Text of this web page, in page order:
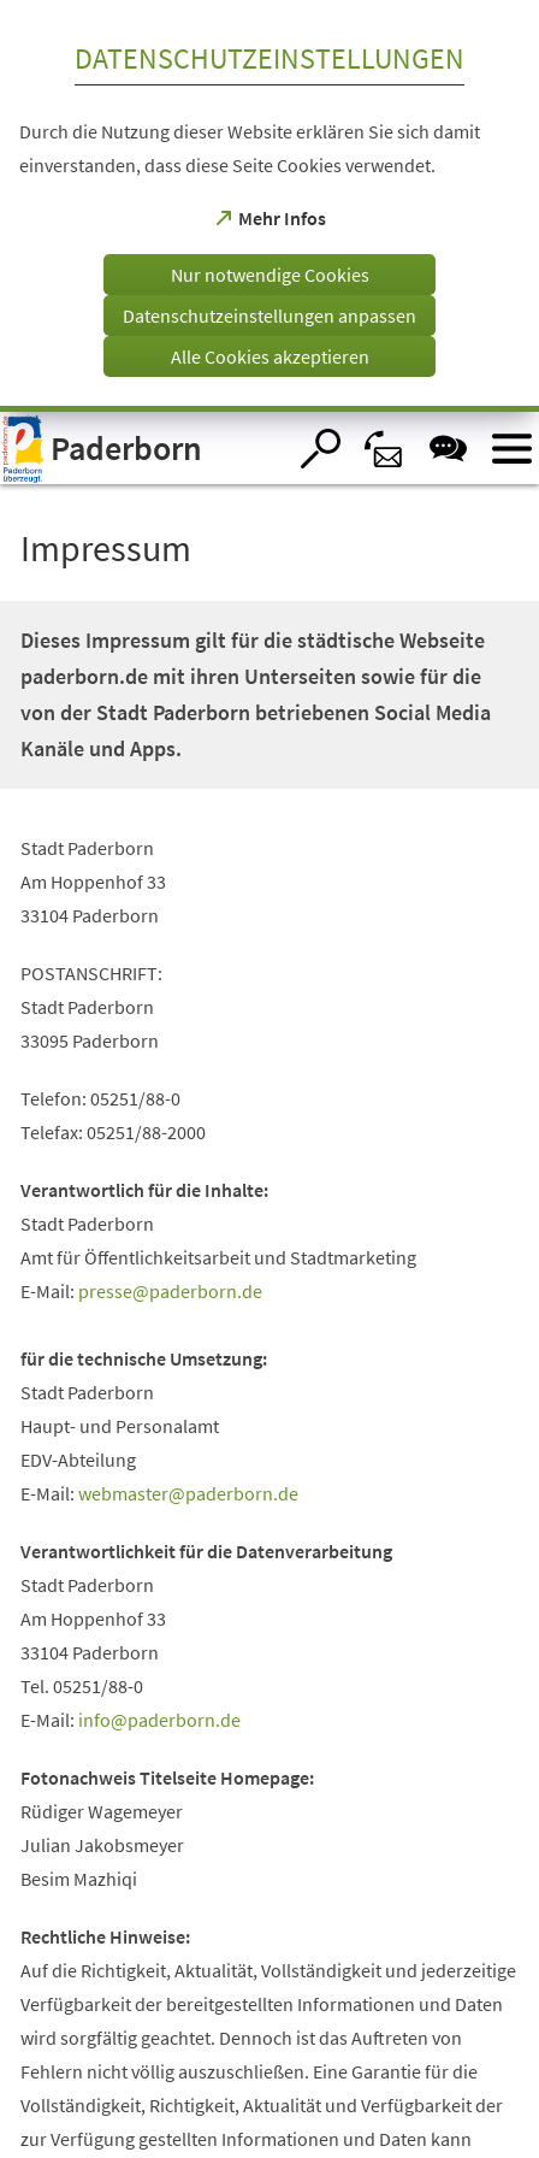
Visuelle
Assistenzsoftware
öffnen.
DATENSCHUTZEINSTELLUNGEN
Durch die Nutzung dieser Website erklären Sie sich damit
einverstanden, dass diese Seite Cookies verwendet.
Mehr Infos
(Öffnet
einem
Tab)
Nur notwendige Cookies
Datenschutzeinstellungen anpassen
Alle Cookies akzeptieren
Paderborn
Impressum
Dieses Impressum gilt für die städtische Webseite
paderborn.de mit ihren Unterseiten sowie für die
von der Stadt Paderborn betriebenen Social Media
Kanäle und Apps.
Stadt Paderborn
Am Hoppenhof 33
33104 Paderborn
POSTANSCHRIFT:
Stadt Paderborn
33095 Paderborn
Telefon: 05251/88-0
Telefax: 05251/88-2000
Verantwortlich für die Inhalte:
Stadt Paderborn
Amt für Öffentlichkeitsarbeit und Stadtmarketing
E-Mail: presse paderborn de
für die technische Umsetzung:
Stadt Paderborn
Haupt- und Personalamt
EDV-Abteilung
E-Mail: webmaster paderborn de
Verantwortlichkeit für die Datenverarbeitung
Stadt Paderborn
Am Hoppenhof 33
33104 Paderborn
Tel. 05251/88-0
E-Mail: info paderborn de
Fotonachweis Titelseite Homepage:
Rüdiger Wagemeyer
Julian Jakobsmeyer
Besim Mazhiqi
Rechtliche Hinweise:
Auf die Richtigkeit, Aktualität, Vollständigkeit und jederzeitige
Verfügbarkeit der bereitgestellten Informationen und Daten
wird sorgfältig geachtet. Dennoch ist das Auftreten von
Fehlern nicht völlig auszuschließen. Eine Garantie für die
Vollständigkeit, Richtigkeit, Aktualität und Verfügbarkeit der
zur Verfügung gestellten Informationen und Daten kann